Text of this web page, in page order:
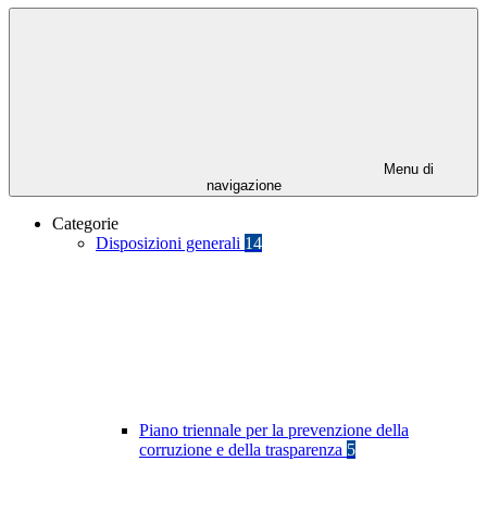
Menu di
navigazione
Categorie
Disposizioni generali 14
Piano triennale per la prevenzione della
corruzione e della trasparenza 5